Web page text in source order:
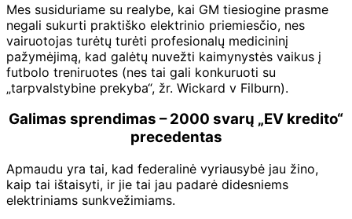
Mes susiduriame su realybe, kai GM tiesiogine prasme
negali sukurti praktiško elektrinio priemiesčio, nes
vairuotojas turėtų turėti profesionalų medicininį
pažymėjimą, kad galėtų nuvežti kaimynystės vaikus į
futbolo treniruotes (nes tai gali konkuruoti su
„tarpvalstybine prekyba“, žr. Wickard v Filburn).
Galimas sprendimas – 2000 svarų „EV kredito“
precedentas
Apmaudu yra tai, kad federalinė vyriausybė jau žino,
kaip tai ištaisyti, ir jie tai jau padarė didesniems
elektriniams sunkvežimiams.